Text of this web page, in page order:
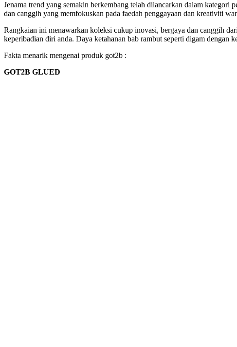
Jenama trend yang semakin berkembang telah dilancarkan dalam
dan canggih yang memfokuskan pada faedah penggayaan dan kreativiti
Rangkaian ini menawarkan koleksi cukup inovasi, bergaya dan canggih
keperibadian diri anda. Daya ketahanan bab rambut seperti digam dengan
Fakta menarik mengenai produk got2b :
GOT2B GLUED